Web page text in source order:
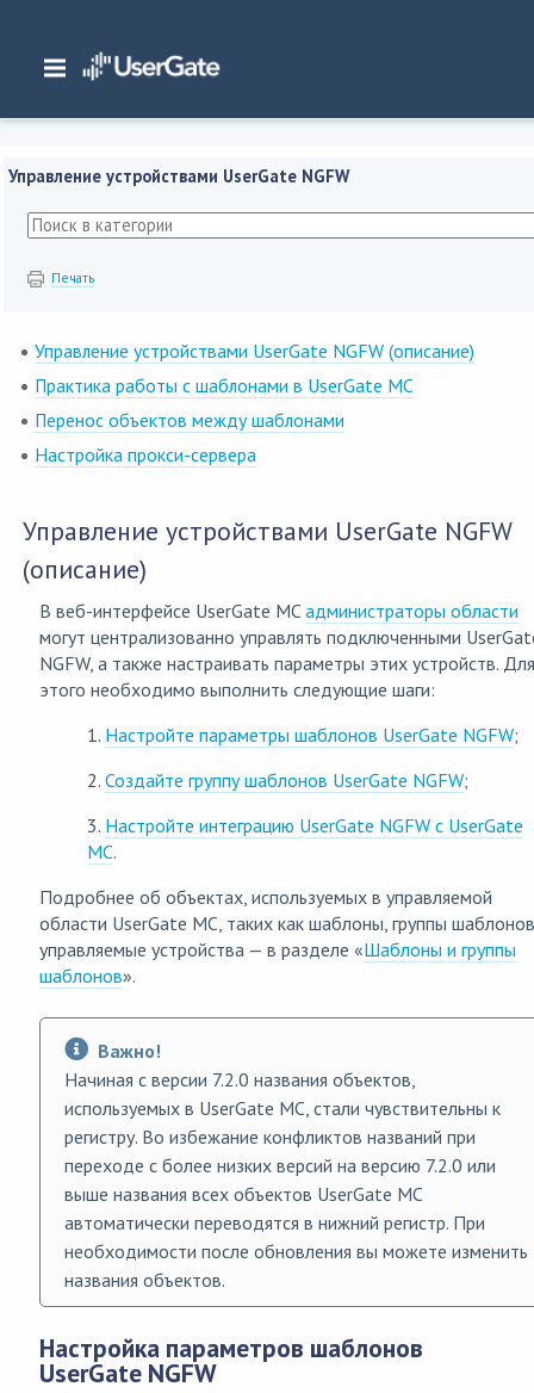
Главная/ Документация/Management Center
Management Center 7.x Руководство администратора
Управление устройствами UserGate NGFW
Печать
Управление устройствами UserGate NGFW (описание)
Практика работы с шаблонами в UserGate MC
Перенос объектов между шаблонами
Настройка прокси-сервера
Управление устройствами UserGate NGFW
(описание)
В веб-интерфейсе UserGate MC администраторы области
могут централизованно управлять подключенными
NGFW, а также настраивать параметры этих устройств. Для
этого необходимо выполнить следующие шаги:
1. Настройте параметры шаблонов UserGate NGFW;
2. Создайте группу шаблонов UserGate NGFW;
3. Настройте интеграцию UserGate NGFW с UserGate
MC.
Подробнее об объектах, используемых в управляемой
области UserGate MC, таких как шаблоны, группы
управляемые устройства — в разделе «Шаблоны и группы
шаблонов».
Важно!
Начиная с версии 7.2.0 названия объектов,
используемых в UserGate MC, стали чувствительны к
регистру. Во избежание конфликтов названий при
переходе с более низких версий на версию 7.2.0 или
выше названия всех объектов UserGate MC
автоматически переводятся в нижний регистр. При
необходимости после обновления вы можете изменить
названия объектов.
Настройка параметров шаблонов
UserGate NGFW